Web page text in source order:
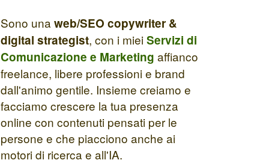
Sono una web/SEO copywriter &
digital strategist, con i mieiServizi di
Comunicazione e Marketing affianco
freelance, libere professioni e brand
dall'animo gentile. Insieme creiamo e
facciamo crescere la tua presenza
online con contenuti pensati per le
persone e che piacciono anche ai
motori di ricerca e all'IA.